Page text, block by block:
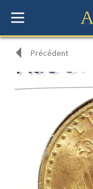
Précédent